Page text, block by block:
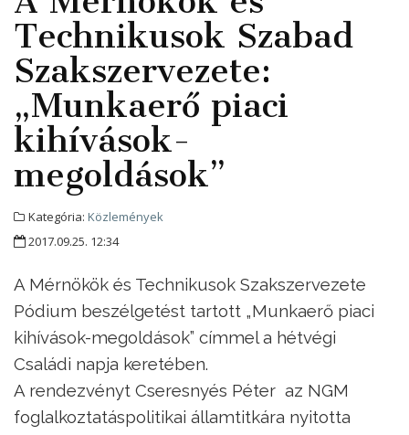
Technikusok Szabad
Szakszervezete:
„Munkaerő piaci
kihívások-
megoldások”
Kategória: Közlemények
2017.09.25. 12:34
A Mérnökök és Technikusok Szakszervezete
Pódium beszélgetést tartott „Munkaerő piaci
kihívások-megoldások” címmel a hétvégi
Családi napja keretében.
A rendezvényt Cseresnyés Péter az NGM
foglalkoztatáspolitikai államtitkára nyitotta